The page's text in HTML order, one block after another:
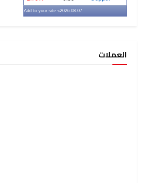
2026.08.07
» Add to your site
العملات